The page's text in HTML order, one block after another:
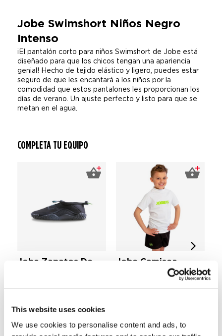
This website uses cookies
We use cookies to personalise content and ads, to
Jobe Swimshort Niños Negro
Intenso
¡El pantalón corto para niños Swimshort de Jobe está
diseñado para que los chicos tengan una apariencia
genial! Hecho de tejido elástico y ligero, puedes estar
seguro de que les encantará a los niños por la
comodidad que estos pantalones les proporcionan los
días de verano. Un ajuste perfecto y listo para que se
metan en el agua.
COMPLETA TU EQUIPO
Jobe Zapatos De
€ 11,99
Jobe Camisea
Protección Solar
Shortsleeve Blanco